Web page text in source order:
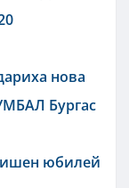
нова
Бургас
юбилей